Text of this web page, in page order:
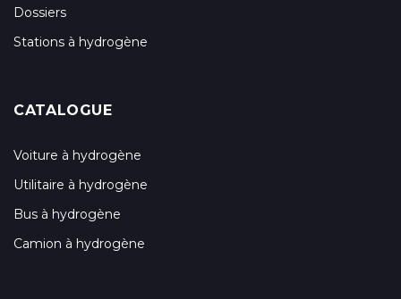
Dossiers
Stations à hydrogène
CATALOGUE
Voiture à hydrogène
Utilitaire à hydrogène
Bus à hydrogène
Camion à hydrogène